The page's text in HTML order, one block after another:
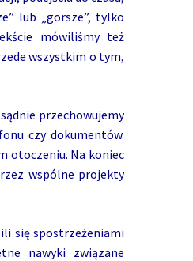
lub „gorsze”, tylko
mówiliśmy też
wszystkim o tym,
przechowujemy
czy dokumentów.
otoczeniu. Na koniec
wspólne projekty
się spostrzeżeniami
nawyki związane